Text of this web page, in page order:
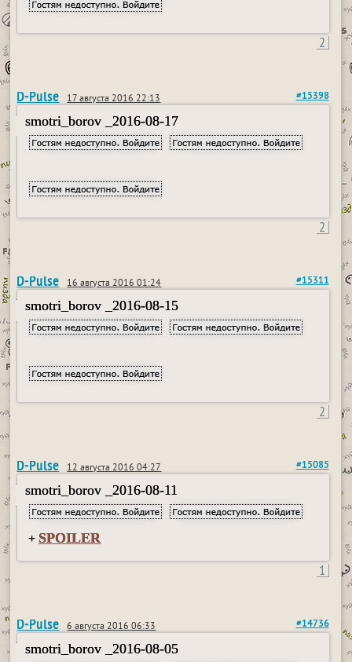
2
D-Pulse 17 августа 2016 22:13 #15398
smotri_borov _2016-08-17
2
D-Pulse 16 августа 2016 01:24 #15311
smotri_borov _2016-08-15
2
D-Pulse 12 августа 2016 04:27 #15085
smotri_borov _2016-08-11
+ SPOILER
1
D-Pulse 6 августа 2016 06:33 #14736
smotri_borov _2016-08-05